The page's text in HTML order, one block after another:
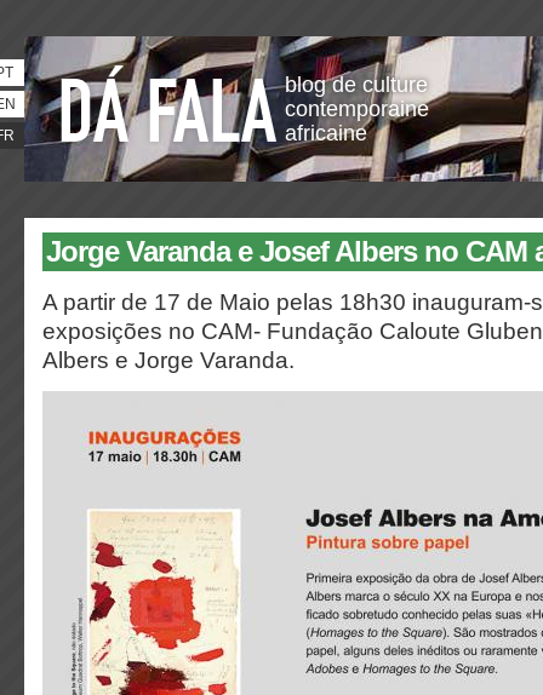
blog de culture
contemporaine
africaine
Jorge Varanda e Josef Albers no CAM
A partir de 17 de Maio pelas 18h30 inauguram-
exposições no CAM- Fundação Caloute
Albers e Jorge Varanda.